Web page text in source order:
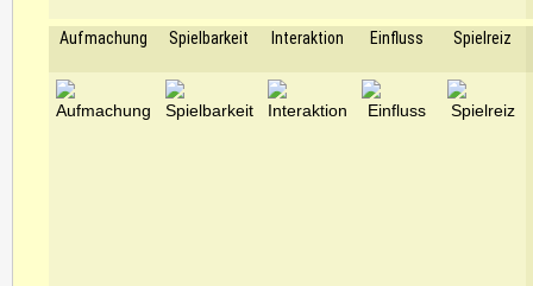
Aufmachung Spielbarkeit Interaktion Einfluss Spielreiz